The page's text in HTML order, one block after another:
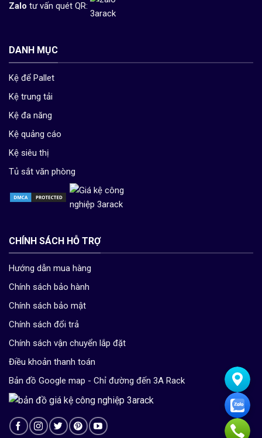
Zalo tư vấn quét QR:
DANH MỤC
Kệ để Pallet
Kệ trung tải
Kệ đa năng
Kệ quảng cáo
Kệ siêu thị
Tủ sắt văn phòng
CHÍNH SÁCH HỖ TRỢ
Hướng dẫn mua hàng
Chính sách bảo hành
Chính sách bảo mật
Chính sách đổi trả
Chính sách vận chuyển lắp đặt
Điều khoản thanh toán
Bản đồ Google map - Chỉ đường đến 3A Rack